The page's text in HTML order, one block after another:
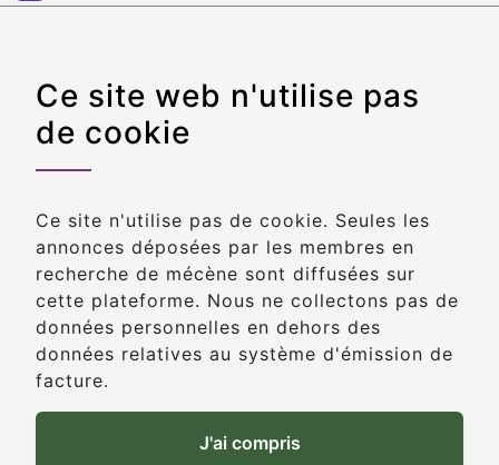
principales
Social
Environnement
Restauration des
monuments
Solidarité
légales
d'utilisation
waniconfrom Icons
made by
www.flaticon.com
Actualités
Actus | connecting-
Ce site web n'utilise pas
de cookie
Ce site n'utilise pas de cookie. Seules les
annonces déposées par les membres en
recherche de mécène sont diffusées sur
cette plateforme. Nous ne collectons pas de
données personnelles en dehors des
données relatives au système d'émission de
facture.
J'ai compris